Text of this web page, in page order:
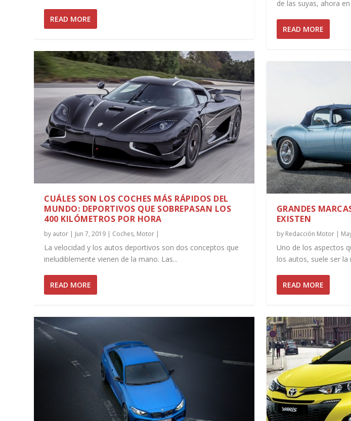
READ MORE
CUÁLES SON LOS COCHES MÁS RÁPIDOS DEL
MUNDO: DEPORTIVOS QUE SOBREPASAN LOS
400 KILÓMETROS POR HORA
by autor | Jun 7, 2019 | Coches, Motor |
La velocidad y los autos deportivos son dos conceptos que
ineludiblemente vienen de la mano. Las...
READ MORE
de las suyas, ahora
READ MORE
GRANDES
EXISTEN
by Redacción Motor|
Uno de los aspectos
los autos, suele ser la
READ MORE